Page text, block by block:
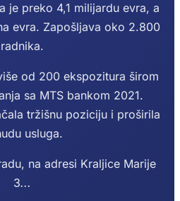
je preko 4,1 milijardu evra, a
evra. Zapošljava oko 2.800
radnika.
od 200 ekspozitura širom
sa MTS bankom 2021.
tržišnu poziciju i proširila
usluga.
na adresi Kraljice Marije
3...